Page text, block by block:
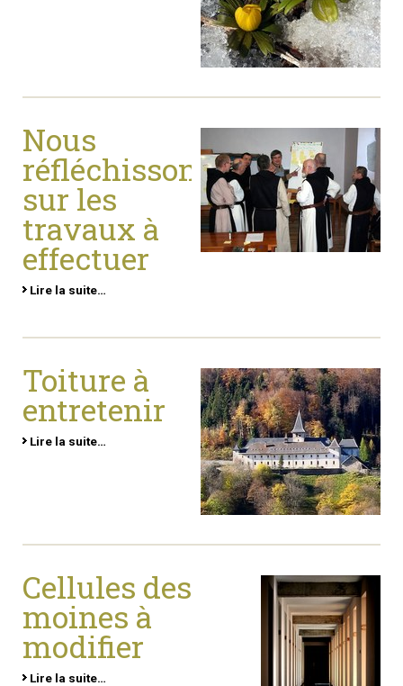
Nous
réfléchissons
sur les
travaux à
effectuer
Lire la suite…
Toiture à
entretenir
Lire la suite…
Cellules des
moines à
modifier
Lire la suite…